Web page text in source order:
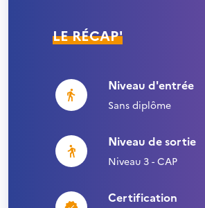
LE RÉCAP'
Niveau d'entrée
Sans diplôme
Niveau de sortie
Niveau 3 - CAP
Certification